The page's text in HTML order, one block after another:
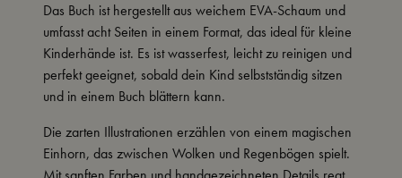
Das Buch ist hergestellt aus weichem EVA-Schaum und
umfasst acht Seiten in einem Format, das ideal für kleine
Kinderhände ist. Es ist wasserfest, leicht zu reinigen und
perfekt geeignet, sobald dein Kind selbstständig sitzen
und in einem Buch blättern kann.
Die zarten Illustrationen erzählen von einem magischen
Einhorn, das zwischen Wolken und Regenbögen spielt.